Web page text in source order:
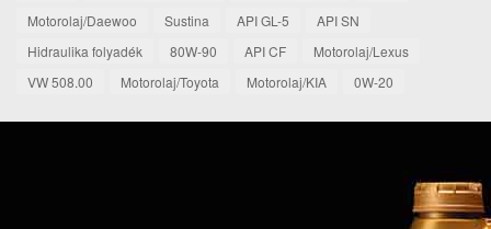
Motorolaj/Daewoo
Sustina API GL-5
API SN
Hidraulika folyadék
80W-90 API CF
Motorolaj/Lexus
VW 508.00
Motorolaj/Toyota Motorolaj/KIA 0W-20